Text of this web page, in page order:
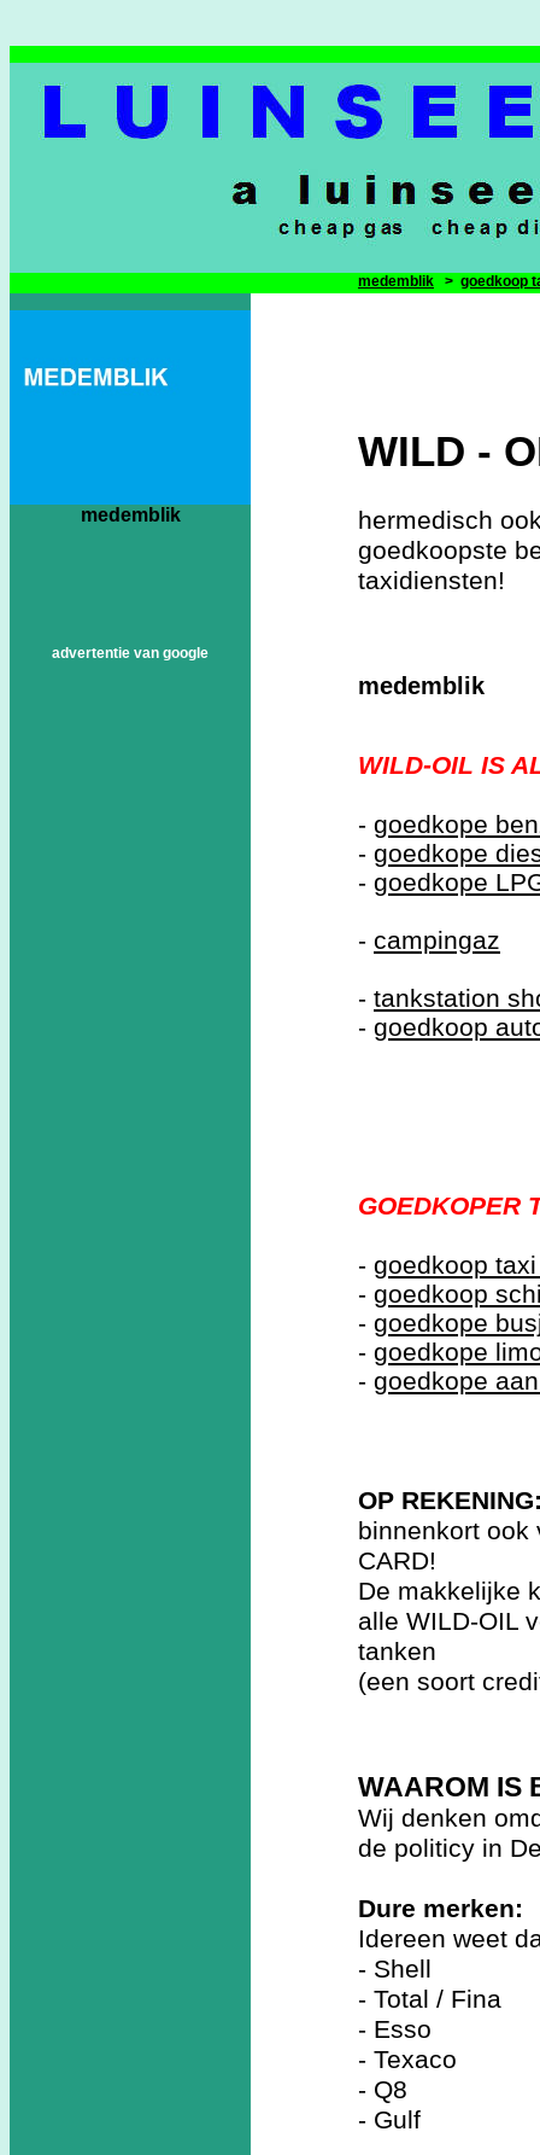
medemblik > goedkoop
medemblik
advertentie van google
WILD -
hermedisch
goedkoopste
taxidiensten!
medemblik
WILD-OIL IS
- goedkope
- goedkope
- goedkope
- campingaz
- tankstation
- goedkoop
GOEDKOPER
- goedkoop
- goedkoop
- goedkope
- goedkope
- goedkope
OP
binnenkort ook
CARD!
De makkelijke
alle WILD-OIL
tanken
(een soort
WAAROM IS
Wij denken
de politicy in
Dure merken:
Idereen weet
- Shell
- Total / Fina
- Esso
- Texaco
- Q8
- Gulf